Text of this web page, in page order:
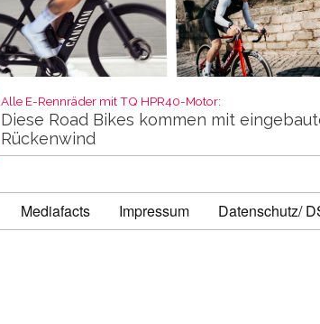
Alle E-Rennräder mit TQ HPR40-Motor:
Diese Road Bikes kommen mit
Rückenwind
Mediafacts Impressum Datenschutz/